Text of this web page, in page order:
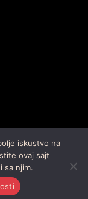
od
iskustvo na
ovaj sajt
sa njim.